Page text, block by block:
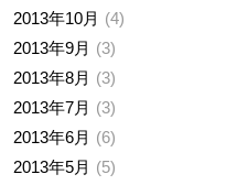
2013年10月
4
2013年9月
3
2013年8月
3
2013年7月
3
2013年6月
6
2013年5月
5